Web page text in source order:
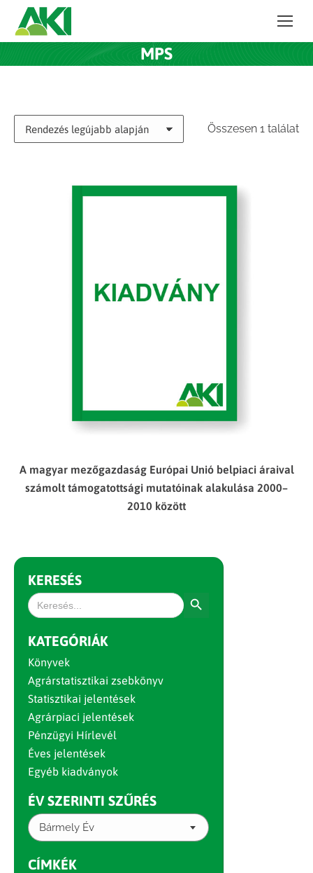
MPS
Összesen 1 találat
A magyar mezőgazdaság Európai Unió belpiaci áraival
számolt támogatottsági mutatóinak alakulása 2000–
2010 között
KERESÉS
Search
for:
KATEGÓRIÁK
Könyvek
Agrárstatisztikai zsebkönyv
Statisztikai jelentések
Agrárpiaci jelentések
Pénzügyi Hírlevél
Éves jelentések
Egyéb kiadványok
ÉV SZERINTI SZŰRÉS
Bármely Év
CÍMKÉK